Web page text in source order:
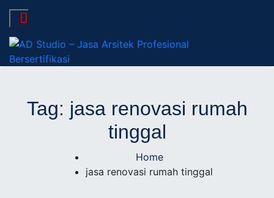
Arsitek Profesional
Bersertifikasi
Tag: jasa renovasi rumah
tinggal
Home
jasa renovasi rumah tinggal